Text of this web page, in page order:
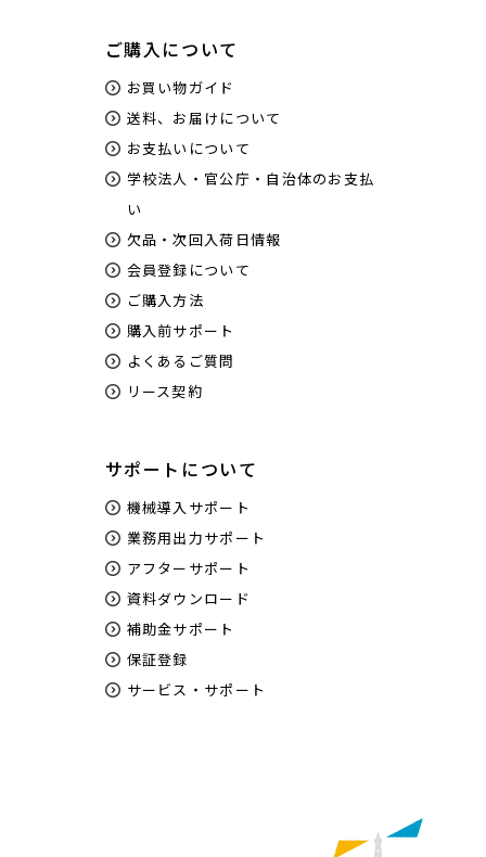
ご購入について
お買い物ガイド
送料、お届けについて
お支払いについて
学校法人・官公庁・自治体のお支払
い
欠品・次回入荷日情報
会員登録について
ご購入方法
購入前サポート
よくあるご質問
リース契約
サポートについて
機械導入サポート
業務用出力サポート
アフターサポート
資料ダウンロード
補助金サポート
保証登録
サービス・サポート